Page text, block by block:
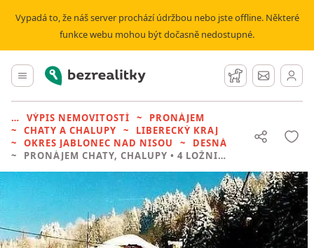
Vypadá to, že náš server prochází údržbou nebo jste offline. Některé
funkce webu mohou být dočasně nedostupné.
Hlavní menu
Bezrealitky Hlídací pes
Zprávy
VÝPIS NEMOVITOSTÍ
PRONÁJEM
CHATY A CHALUPY
LIBERECKÝ KRAJ
OKRES JABLONEC NAD NISOU
DESNÁ
PRONÁJEM CHATY, CHALUPY • 4 LOŽNICE BEZ REALITKY